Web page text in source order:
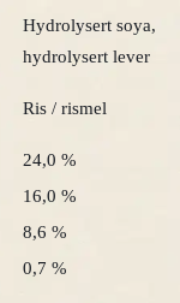
Hydrolysert soya,
hydrolysert lever
Ris / rismel
24,0 %
16,0 %
8,6 %
0,7 %